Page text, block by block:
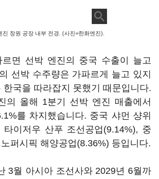
진 창원 공장 내부 전경. (사진=한화엔진).
면 선박 엔진의 중국 수출이 늘고
선박 수주량은 가파르게 늘고 있지
한국을 따라잡지 못했기 때문입니다.
의 올해 1분기 선박 엔진 매출에서
를 차지했습니다. 중국 샤먼 샹위
타이저우 산푸 조선공업(9.14%), 중
퍼시픽 해양공업(8.36%) 등입니다.
3월 아시아 조선사와 2029년 6월까